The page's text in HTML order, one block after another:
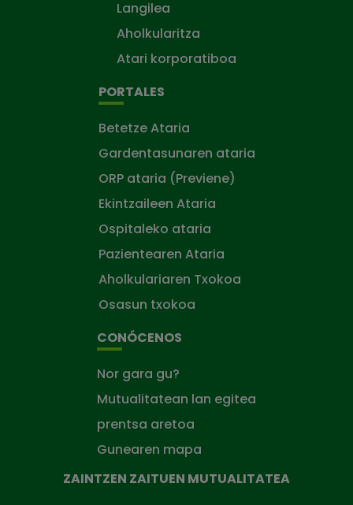
Langilea
Aholkularitza
Atari korporatiboa
PORTALES
Betetze Ataria
Gardentasunaren ataria
ORP ataria (Previene)
Ekintzaileen Ataria
Ospitaleko ataria
Pazientearen Ataria
Aholkulariaren Txokoa
Osasun txokoa
CONÓCENOS
Nor gara gu?
Mutualitatean lan egitea
prentsa aretoa
Gunearen mapa
ZAINTZEN ZAITUEN MUTUALITATEA